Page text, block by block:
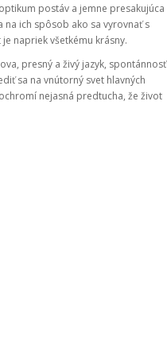
postáv a jemne presakujúca
ich spôsob ako sa vyrovnať s
napriek všetkému krásny.
presný a živý jazyk, spontánnosť
sa na vnútorný svet hlavných
nejasná predtucha, že život